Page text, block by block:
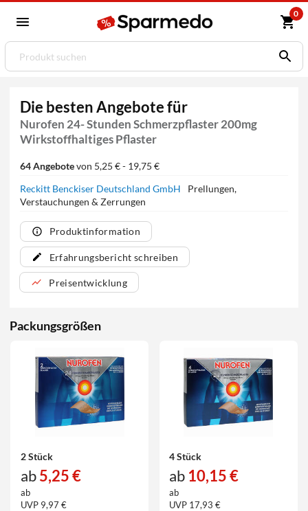
0
Die besten Angebote für
Nurofen 24- Stunden Schmerzpflaster 200mg
Wirkstoffhaltiges Pflaster
64 Angebotevon 5,25 € - 19,75 €
Reckitt Benckiser Deutschland GmbH
Prellungen,
Verstauchungen & Zerrungen
Produktinformation
Erfahrungsbericht schreiben
Preisentwicklung
Packungsgrößen
2 Stück
ab5,25 €
ab
UVP 9,97 €
4 Stück
ab 10,15 €
ab
UVP 17,93 €